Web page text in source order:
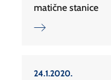
matične stanice
24.1.2020.